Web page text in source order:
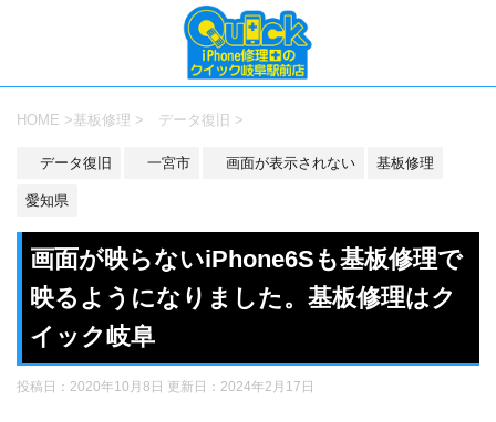
HOME >基板修理 > データ復旧 >
データ復旧 一宮市 画面が表示されない 基板修理
愛知県
画面が映らないiPhone6Sも基板修理で
映るようになりました。基板修理はク
イック岐阜
投稿日：2020年10月8日 更新日： 2024年2月17日